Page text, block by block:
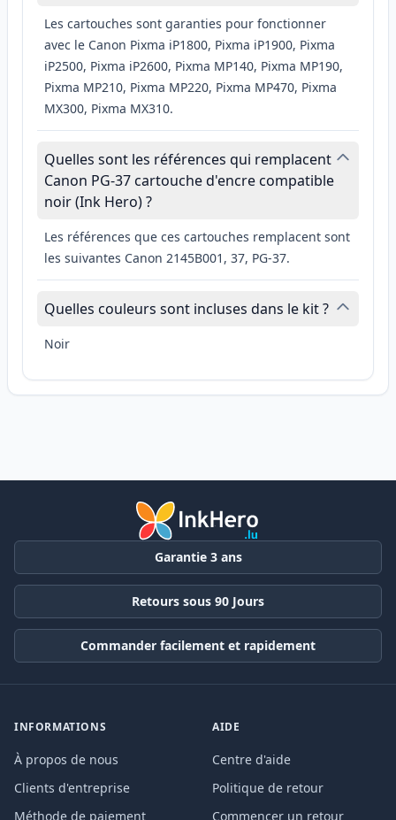
Les cartouches sont garanties pour fonctionner
avec le Canon Pixma iP1800, Pixma iP1900, Pixma
iP2500, Pixma iP2600, Pixma MP140, Pixma MP190,
Pixma MP210, Pixma MP220, Pixma MP470, Pixma
MX300, Pixma MX310.
Quelles sont les références qui remplacent
Canon PG-37 cartouche d'encre compatible
noir (Ink Hero) ?
Les références que ces cartouches remplacent sont
les suivantes Canon 2145B001, 37, PG-37.
Quelles couleurs sont incluses dans le kit ?
Noir
Garantie 3 ans
Retours sous 90 Jours
Commander facilement et rapidement
INFORMATIONS
À propos de nous
Clients d'entreprise
Méthode de paiement
AIDE
Centre d'aide
Politique de retour
Commencer un retour